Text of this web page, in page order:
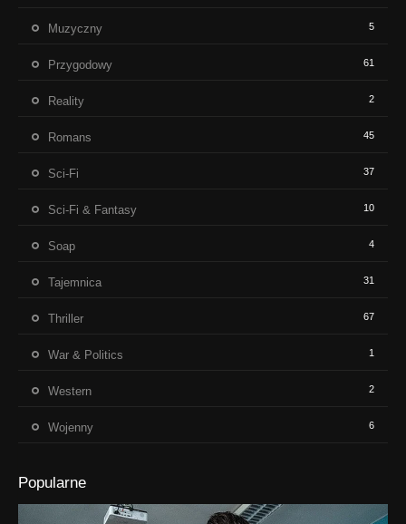
Muzyczny 5
Przygodowy 61
Reality 2
Romans 45
Sci-Fi 37
Sci-Fi & Fantasy 10
Soap 4
Tajemnica 31
Thriller 67
War & Politics 1
Western 2
Wojenny 6
Popularne